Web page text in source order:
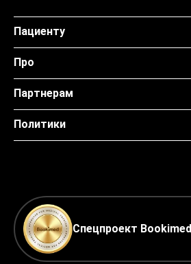
Пациенту
Про
Партнерам
Политики
Спецпроект